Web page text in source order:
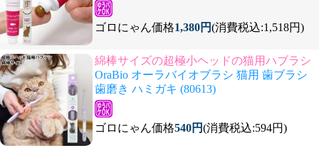
ゴロにゃん価格1,380円(消費税込:1,518円)
綿棒サイズの超極小ヘッドの猫用ハブラシ
OraBio オーラバイオブラシ 猫用 歯ブラシ
歯磨き ハミガキ (80613)
ゴロにゃん価格540円(消費税込:594円)